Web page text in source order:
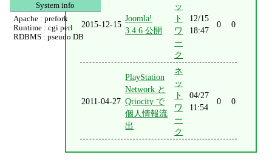
2015-12-15
Joomla!
3.4.6 公開
ッ
ト
ワ
ー
ク
12/15
18:47
0 0
2011-04-27
PlayStation
Network と
Qriocity で
個人情報流
出
ネ
ッ
ト
ワ
ー
ク
04/27
11:54
0 0
System info
Apache : prefork
Runtime : cgi perl
RDBMS : pseudo DB